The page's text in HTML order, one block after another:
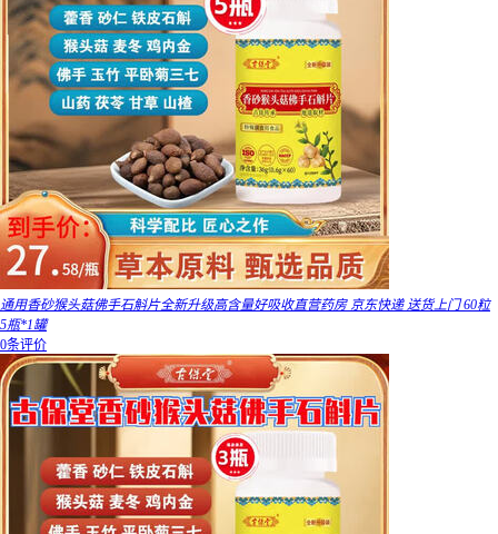
通用香砂猴头菇佛手石斛片全新升级高含量好吸收直营药房 京东快递 送货上门 60粒
5瓶*1罐
0条评价